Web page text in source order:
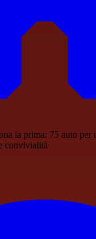
la prima: 75 auto per
convivialità